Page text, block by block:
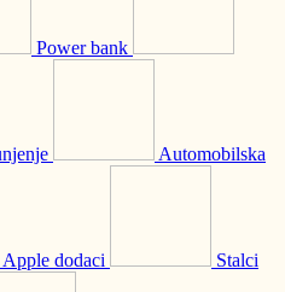
Power bank
Automobilska
dodaci Stalci